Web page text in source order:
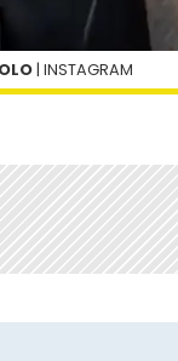
| INSTAGRAM